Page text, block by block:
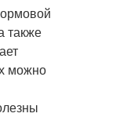
также
можно